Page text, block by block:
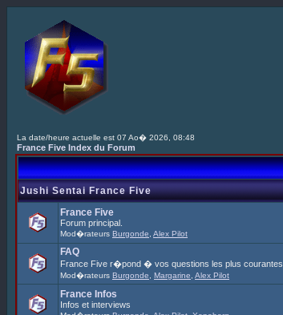
La date/heure actuelle est 07 Ao� 2026, 08:48
France Five Index du Forum
Jushi Sentai France Five
France Five
Forum principal.
Mod�rateurs Burgonde Alex Pilot
FAQ
France Five r�pond � vos questions les plus courantes.
Mod�rateurs Burgonde Margarine Alex Pilot
France Infos
Infos et interviews